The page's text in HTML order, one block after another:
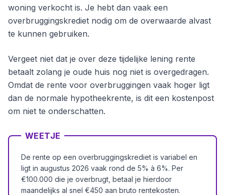
woning verkocht is. Je hebt dan vaak een
overbruggingskrediet nodig om de overwaarde alvast
te kunnen gebruiken.
Vergeet niet dat je over deze tijdelijke lening rente
betaalt zolang je oude huis nog niet is overgedragen.
Omdat de rente voor overbruggingen vaak hoger ligt
dan de normale hypotheekrente, is dit een kostenpost
om niet te onderschatten.
WEETJE
De rente op een overbruggingskrediet is variabel en
ligt in augustus 2026 vaak rond de 5% à 6%. Per
€100.000 die je overbrugt, betaal je hierdoor
maandelijks al snel €450 aan bruto rentekosten.